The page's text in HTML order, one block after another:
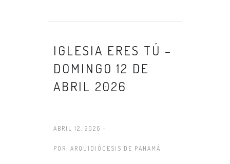
IGLESIA ERES TÚ –
DOMINGO 12 DE
ABRIL 2026
ABRIL 12, 2026 -
POR: ARQUIDIÓCESIS DE PANAMÁ